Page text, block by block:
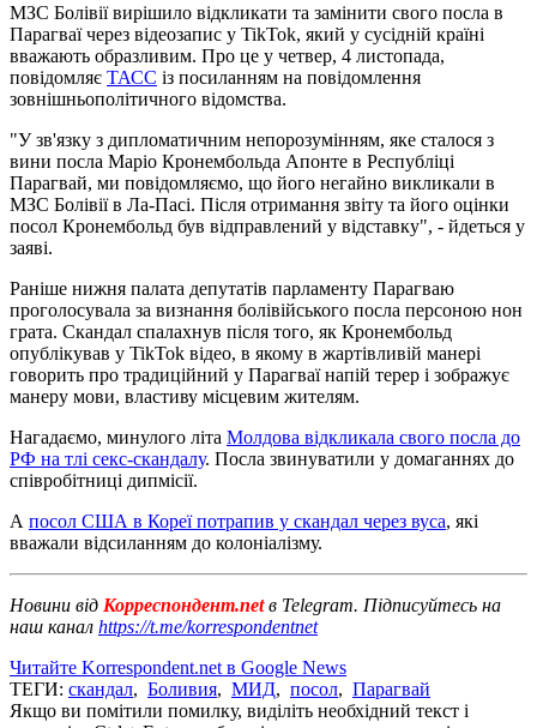
МЗС Болівії вирішило відкликати та замінити свого посла в
Парагваї через відеозапис у TikTok, який у сусідній країні
вважають образливим. Про це у четвер, 4 листопада,
повідомляє ТАСС із посиланням на повідомлення
зовнішньополітичного відомства.
"У зв'язку з дипломатичним непорозумінням, яке сталося з
вини посла Маріо Кронембольда Апонте в Республіці
Парагвай, ми повідомляємо, що його негайно викликали в
МЗС Болівії в Ла-Пасі. Після отримання звіту та його оцінки
посол Кронембольд був відправлений у відставку", - йдеться у
заяві.
Раніше нижня палата депутатів парламенту Парагваю
проголосувала за визнання болівійського посла персоною нон
грата. Скандал спалахнув після того, як Кронембольд
опублікував у TikTok відео, в якому в жартівливій манері
говорить про традиційний у Парагваї напій терер і зображує
манеру мови, властиву місцевим жителям.
Нагадаємо, минулого літа Молдова відкликала свого посла до
РФ на тлі секс-скандалу. Посла звинуватили у домаганнях до
співробітниці дипмісії.
А посол США в Кореї потрапив у скандал через вуса, які
вважали відсиланням до колоніалізму.
Новини від Корреспондент.netв Telegram. Підписуйтесь на
наш канал https://t.me/korrespondentnet
Читайте Korrespondent.net в Google News
ТЕГИ: скандал, Боливия, МИД, посол, Парагвай
Якщо ви помітили помилку, виділіть необхідний текст і